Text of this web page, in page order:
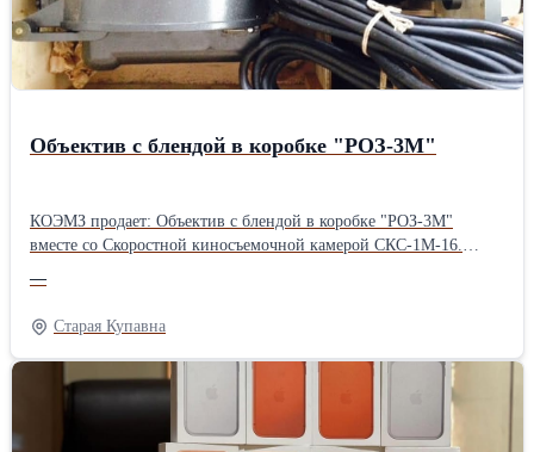
Объектив с блендой в коробке "РОЗ-3М"
КОЭМЗ продает: Объектив с блендой в коробке "РОЗ-3М"
вместе со Скоростной киносъемочной камерой СКС-1М-16.
крышкой. Объектив с блендой в коробке "РОЗ-3М".
Приспособление для наводки. Электрошнур. Коробка с бобиной.
ЗИП. Подробности по телефону или на сайте:
—
Старая Купавна